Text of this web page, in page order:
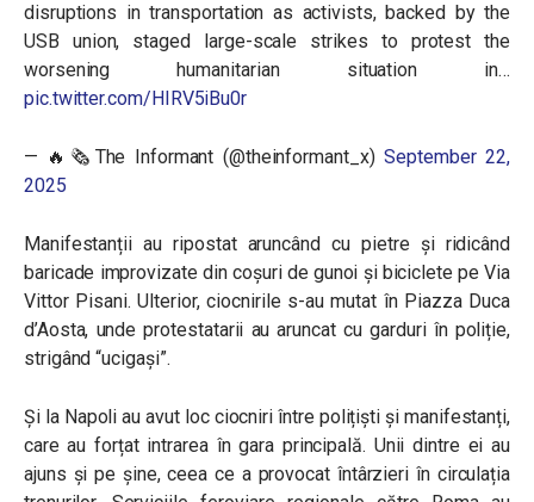
disruptions in transportation as activists, backed by the
USB union, staged large-scale strikes to protest the
worsening humanitarian situation in…
pic.twitter.com/HIRV5iBu0r
— 🔥🗞The Informant (@theinformant_x)September 22,
2025
Manifestanții au ripostat aruncând cu pietre și ridicând
baricade improvizate din coșuri de gunoi și biciclete pe Via
Vittor Pisani. Ulterior, ciocnirile s-au mutat în Piazza Duca
d’Aosta, unde protestatarii au aruncat cu garduri în poliție,
strigând “ucigași”.
Și la Napoli au avut loc ciocniri între polițiști și manifestanți,
care au forțat intrarea în gara principală. Unii dintre ei au
ajuns și pe șine, ceea ce a provocat întârzieri în circulația